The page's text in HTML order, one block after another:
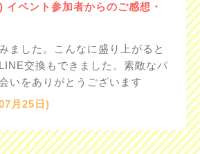
ベント参加者からのご感想・
ました。こんなに盛り上がると
交換もできました。素敵なパ
いをありがとうございます
月25日)